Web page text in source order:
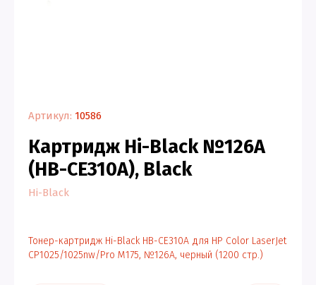
Артикул: 10586
Картридж Hi-Black №126A
(HB-CE310A), Black
Hi-Black
Тонер-картридж Hi-Black HB-CE310A для HP Color LaserJet
CP1025/1025nw/Pro M175, №126A, черный (1200 стр.)